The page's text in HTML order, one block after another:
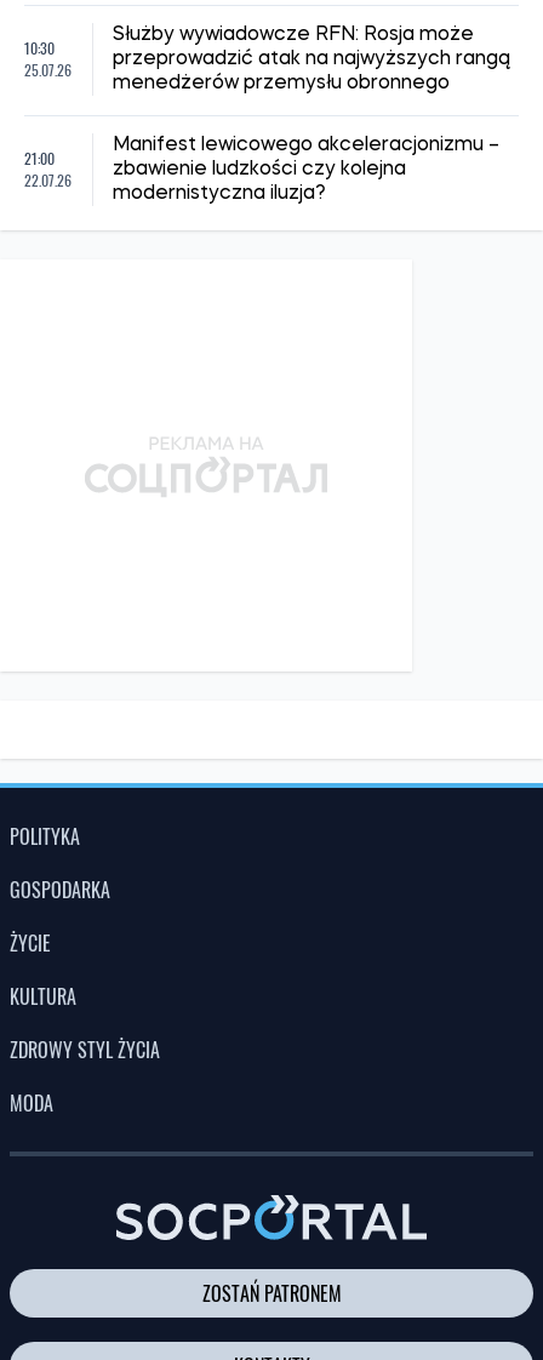
10:30
25.07.26
Służby wywiadowcze RFN: Rosja może
przeprowadzić atak na najwyższych rangą
menedżerów przemysłu obronnego
21:00
22.07.26
Manifest lewicowego akceleracjonizmu –
zbawienie ludzkości czy kolejna
modernistyczna iluzja?
POLITYKA
GOSPODARKA
ŻYCIE
KULTURA
ZDROWY STYL ŻYCIA
MODA
ZOSTAŃ PATRONEM